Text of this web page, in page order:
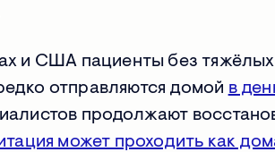
и США пациенты без тяжёлых
отправляются домой в
продолжают
может проходить как